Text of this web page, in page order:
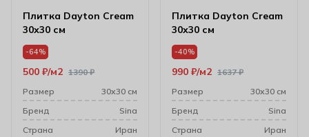
Плитка Dayton Cream
30х30 см
-64%
1390₽
500 ₽ м2
Размер
30х30 см
Бренд
Sina
Cтрана
Иран
Плитка Dayton Cream
30х30 см
-40%
1637₽
990 ₽ м2
Размер
30х30 см
Бренд
Sina
Cтрана
Иран